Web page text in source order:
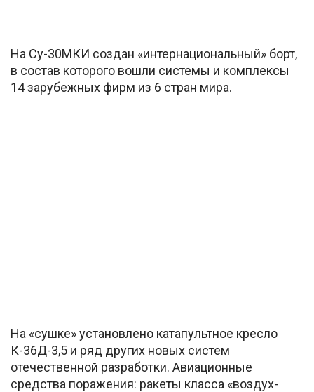
На Су-30МКИ создан «интернациональный» борт,
в состав которого вошли системы и комплексы
14 зарубежных фирм из 6 стран мира.
На «сушке» установлено катапультное кресло
К-36Д-3,5 и ряд других новых систем
отечественной разработки. Авиационные
средства поражения: ракеты класса «воздух-